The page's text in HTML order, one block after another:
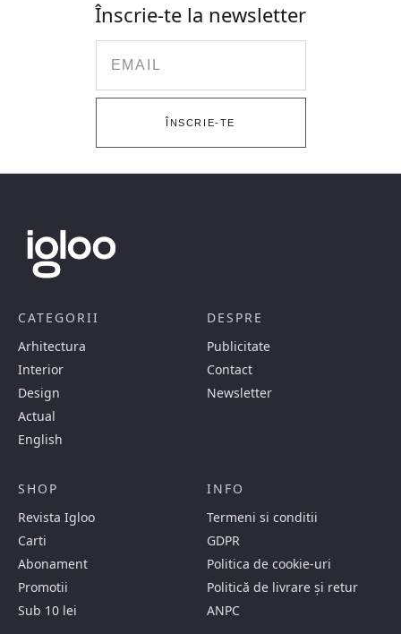
Înscrie-te la newsletter
ÎNSCRIE-TE
CATEGORII
Arhitectura
Interior
Design
Actual
English
DESPRE
Publicitate
Contact
Newsletter
SHOP
Revista Igloo
Carti
Abonament
Promotii
Sub 10 lei
INFO
Termeni si conditii
GDPR
Politica de cookie-uri
Politică de livrare și retur
ANPC